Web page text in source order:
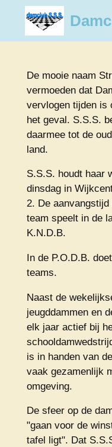
naar
hoofdinhoud
De mooie naam
vermoeden dat
vervlogen tijden is
het geval. S.S.S.
daarmee tot de
land.
S.S.S. houdt haar
dinsdag in
2. De
team speelt in de
K.N.D.B.
In de P.O.D.B.
teams.
Naast de
jeugddammen en
elk jaar actief bij
is in handen van
vaak gezamenlijk
omgeving.
De sfeer op de
"gaan voor de
tafel ligt". Dat